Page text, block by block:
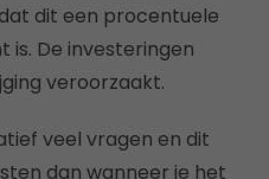
dit een procentuele
is. De investeringen
veroorzaakt.
veel vragen en dit
dan wanneer je het